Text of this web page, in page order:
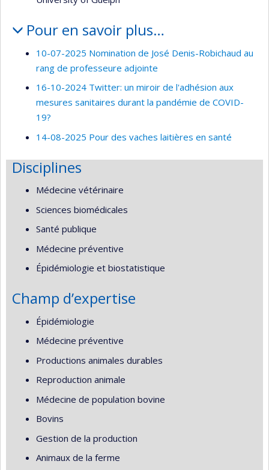
Pour en savoir plus…
10-07-2025 Nomination de José Denis-Robichaud au
rang de professeure adjointe
16-10-2024 Twitter: un miroir de l'adhésion aux
mesures sanitaires durant la pandémie de COVID-
19?
14-08-2025 Pour des vaches laitières en santé
Disciplines
Médecine vétérinaire
Sciences biomédicales
Santé publique
Médecine préventive
Épidémiologie et biostatistique
Champ d’expertise
Épidémiologie
Médecine préventive
Productions animales durables
Reproduction animale
Médecine de population bovine
Bovins
Gestion de la production
Animaux de la ferme